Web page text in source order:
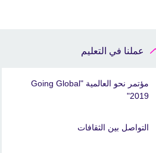
عملنا في التعليم
مؤتمر نحو العالمية "Going Global
2019"
التواصل بين الثقافات